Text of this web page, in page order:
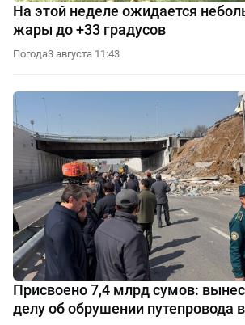
На этой неделе ожидается
жары до +33 градусов
Погода3 августа 11:43
Присвоено 7,4 млрд сумов:
делу об обрушении путепровода